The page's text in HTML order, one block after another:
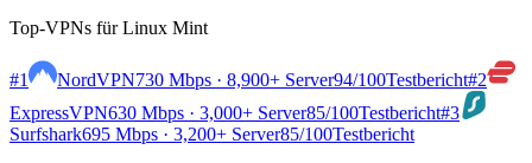
Top-VPNs für Linux Mint
#1 NordVPN730 Mbps · 8,900+ Server94/100Testbericht#2
ExpressVPN630 Mbps · 3,000+ Server85/100Testbericht#3
Surfshark695 Mbps · 3,200+ Server85/100Testbericht